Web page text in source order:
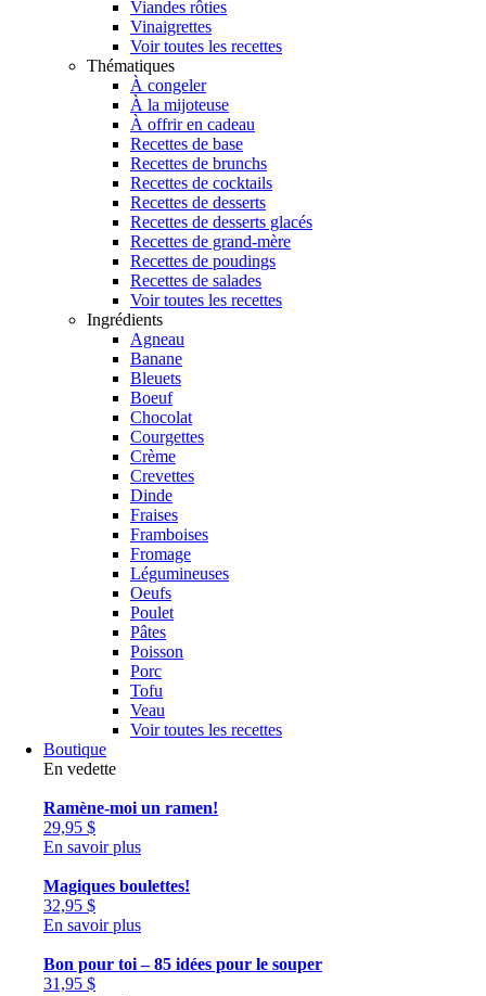
Viandes rôties
Vinaigrettes
Voir toutes les recettes
Thématiques
À congeler
À la mijoteuse
À offrir en cadeau
Recettes de base
Recettes de brunchs
Recettes de cocktails
Recettes de desserts
Recettes de desserts glacés
Recettes de grand-mère
Recettes de poudings
Recettes de salades
Voir toutes les recettes
Ingrédients
Agneau
Banane
Bleuets
Boeuf
Chocolat
Courgettes
Crème
Crevettes
Dinde
Fraises
Framboises
Fromage
Légumineuses
Oeufs
Poulet
Pâtes
Poisson
Porc
Tofu
Veau
Voir toutes les recettes
Boutique
En vedette
Ramène-moi un ramen!
29,95 $
En savoir plus
Magiques boulettes!
32,95 $
En savoir plus
Bon pour toi – 85 idées pour le souper
31,95 $